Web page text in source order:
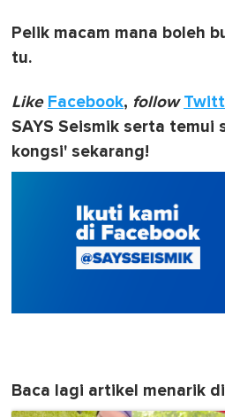
Pelik macam mana boleh
tu.
Like Facebook, follow
SAYS Seismik serta
kongsi' sekarang!
Baca lagi artikel menarik